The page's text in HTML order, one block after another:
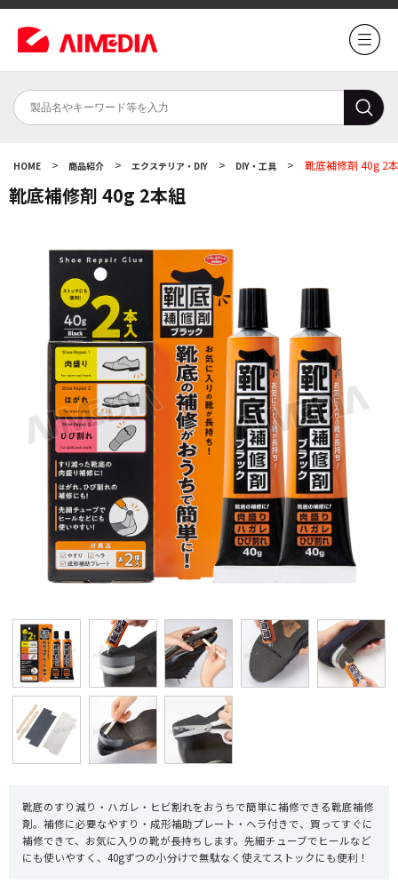
HOME > 商品紹介 > エクステリア・DIY > DIY・工具 > 靴底補修剤 40g 2
靴底補修剤 40g 2本組
靴底のすり減り・ハガレ・ヒビ割れをおうちで簡単に補修できる靴底補修
剤。補修に必要なやすり・成形補助プレート・ヘラ付きで、買ってすぐに
補修できて、お気に入りの靴が長持ちします。先細チューブでヒールなど
にも使いやすく、40gずつの小分けで無駄なく使えてストックにも便利！